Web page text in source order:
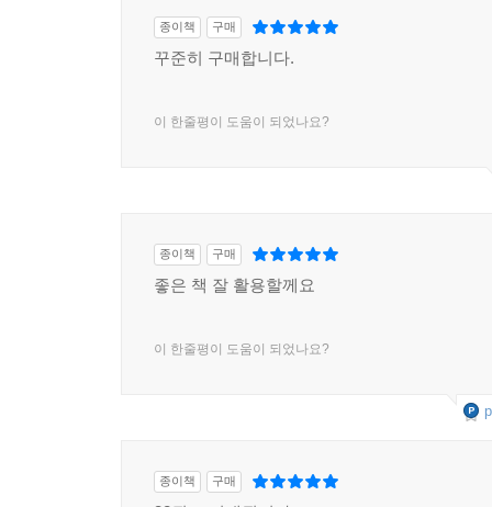
종이책 구매
꾸준히 구매합니다.
이 한줄평이 도움이 되었나요?
종이책 구매
좋은 책 잘 활용할께요
이 한줄평이 도움이 되었나요?
종이책 구매